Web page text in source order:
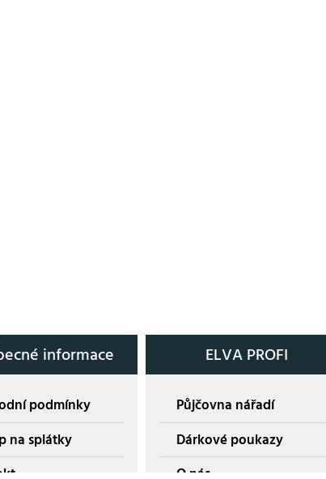
informace
podmínky
na splátky
ELVA PROFI
Půjčovna nářadí
Dárkové poukazy
O nás